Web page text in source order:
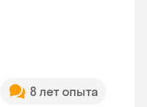
8 лет опыта